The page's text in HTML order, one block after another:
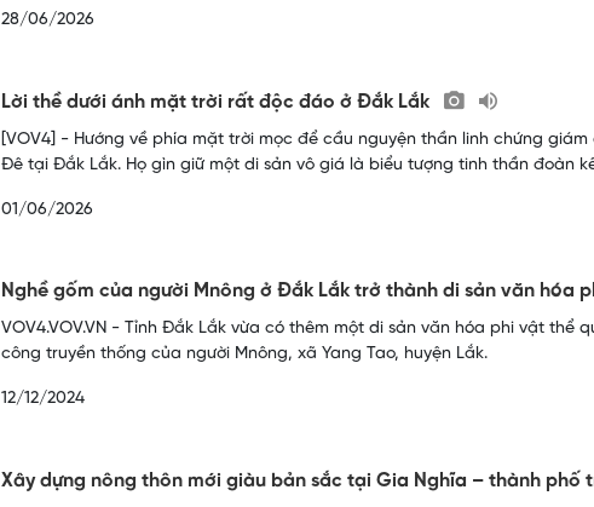
28/06/2026
Lời thề dưới ánh mặt trời rất độc đáo ở Đắk Lắk
[VOV4] - Hướng về phía mặt trời mọc để cầu nguyện thần linh chứng
Đê tại Đắk Lắk. Họ gìn giữ một di sản vô giá là biểu tượng tinh thần đoàn
01/06/2026
Nghề gốm của người Mnông ở Đắk Lắk trở thành di sản văn hóa
VOV4.VOV.VN - Tỉnh Đắk Lắk vừa có thêm một di sản văn hóa phi vật thể
công truyền thống của người Mnông, xã Yang Tao, huyện Lắk.
12/12/2024
Xây dựng nông thôn mới giàu bản sắc tại Gia Nghĩa – thành phố